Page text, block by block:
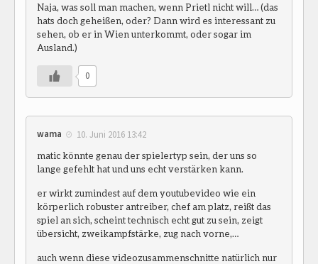
Naja, was soll man machen, wenn Prietl nicht will… (das
hats doch geheißen, oder? Dann wird es interessant zu
sehen, ob er in Wien unterkommt, oder sogar im
Ausland.)
0
wama 10. Juni 2016 13:42
matic könnte genau der spielertyp sein, der uns so
lange gefehlt hat und uns echt verstärken kann.
er wirkt zumindest auf dem youtubevideo wie ein
körperlich robuster antreiber, chef am platz, reißt das
spiel an sich, scheint technisch echt gut zu sein, zeigt
übersicht, zweikampfstärke, zug nach vorne,…
auch wenn diese videozusammenschnitte natürlich nur